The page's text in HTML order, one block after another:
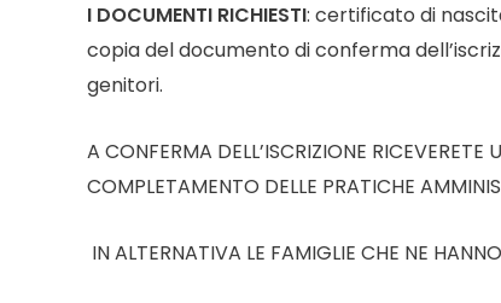
I DOCUMENTI RICHIESTI: certificato di
copia del documento di conferma
genitori.
A CONFERMA DELL’ISCRIZIONE
COMPLETAMENTO DELLE PRATICHE
IN ALTERNATIVA LE FAMIGLIE CHE NE